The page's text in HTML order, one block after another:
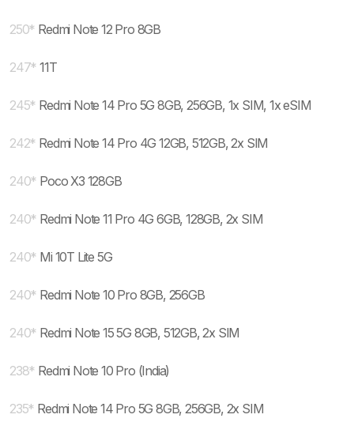
250* Redmi Note 12 Pro 8GB
247* 11T
245* Redmi Note 14 Pro 5G 8GB, 256GB, 1x SIM, 1x eSIM
242* Redmi Note 14 Pro 4G 12GB, 512GB, 2x SIM
240* Poco X3 128GB
240* Redmi Note 11 Pro 4G 6GB, 128GB, 2x SIM
240* Mi 10T Lite 5G
240* Redmi Note 10 Pro 8GB, 256GB
240* Redmi Note 15 5G 8GB, 512GB, 2x SIM
238* Redmi Note 10 Pro (India)
235* Redmi Note 14 Pro 5G 8GB, 256GB, 2x SIM